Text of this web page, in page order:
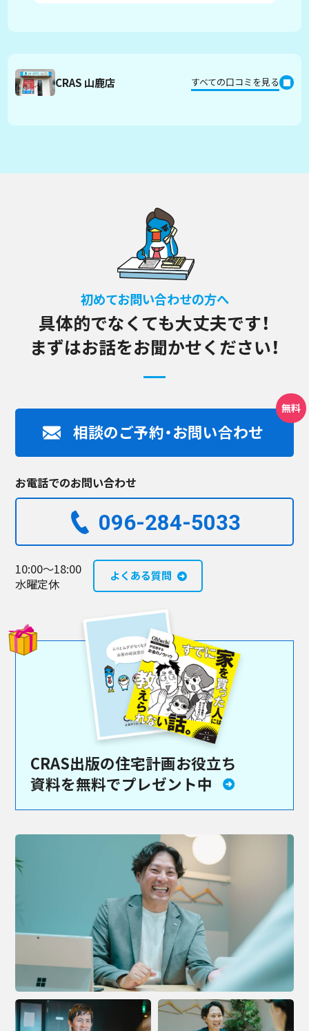
CRAS 山鹿店 すべての口コミを見る
初めてお問い合わせの方へ
具体的でなくても大丈夫です！
まずはお話をお聞かせください！
相談のご予約・お問い合わせ
お電話でのお問い合わせ
096-284-5033​
10:00～18:00
水曜定休
よくある質問
CRAS出版の住宅計画お役立ち
資料を無料でプレゼント中